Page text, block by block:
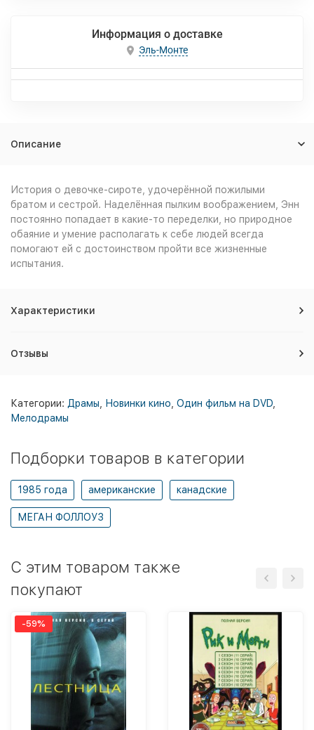
Информация о доставке
Эль-Монте
Описание
История о девочке-сироте, удочерённой пожилыми
братом и сестрой. Наделённая пылким воображением, Энн
постоянно попадает в какие-то переделки, но природное
обаяние и умение располагать к себе людей всегда
помогают ей с достоинством пройти все жизненные
испытания.
Характеристики
Отзывы
Категории: Драмы Новинки кино Один фильм на DVD
Мелодрамы
Подборки товаров в категории
1985 года американские канадские
МЕГАН ФОЛЛОУЗ
C этим товаром также
покупают
-59%